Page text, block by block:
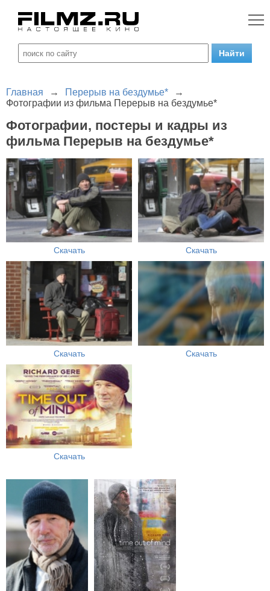
Главная → Перерыв на бездумье*
→
Фотографии из фильма Перерыв на бездумье*
Фотографии, постеры и кадры из
фильма Перерыв на бездумье*
Скачать Скачать
Скачать Скачать
Скачать